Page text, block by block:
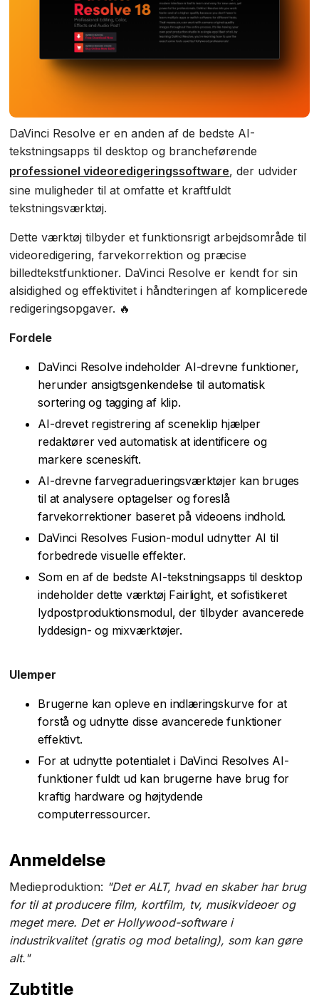
DaVinci Resolve er en anden af de bedste AI-
tekstningsapps til desktop og brancheførende
professionel videoredigeringssoftware, der udvider
sine muligheder til at omfatte et kraftfuldt
tekstningsværktøj.
Dette værktøj tilbyder et funktionsrigt arbejdsområde til
videoredigering, farvekorrektion og præcise
billedtekstfunktioner. DaVinci Resolve er kendt for sin
alsidighed og effektivitet i håndteringen af komplicerede
redigeringsopgaver. 🔥
Fordele
DaVinci Resolve indeholder AI-drevne funktioner,
herunder ansigtsgenkendelse til automatisk
sortering og tagging af klip.
AI-drevet registrering af sceneklip hjælper
redaktører ved automatisk at identificere og
markere sceneskift.
AI-drevne farvegradueringsværktøjer kan bruges
til at analysere optagelser og foreslå
farvekorrektioner baseret på videoens indhold.
DaVinci Resolves Fusion-modul udnytter AI til
forbedrede visuelle effekter.
Som en af de bedste AI-tekstningsapps til desktop
indeholder dette værktøj Fairlight, et sofistikeret
lydpostproduktionsmodul, der tilbyder avancerede
lyddesign- og mixværktøjer.
Ulemper
Brugerne kan opleve en indlæringskurve for at
forstå og udnytte disse avancerede funktioner
effektivt.
For at udnytte potentialet i DaVinci Resolves AI-
funktioner fuldt ud kan brugerne have brug for
kraftig hardware og højtydende
computerressourcer.
Anmeldelse
Medieproduktion: "Det er ALT, hvad en skaber har brug
for til at producere film, kortfilm, tv, musikvideoer og
meget mere. Det er Hollywood-software i
industrikvalitet (gratis og mod betaling), som kan gøre
alt."
Zubtitle